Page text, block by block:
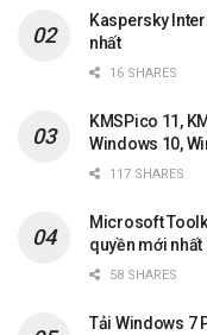
Kaspersky
nhất
16 SHARES
KMSPico 11,
Windows 10,
117 SHARES
Microsoft
quyền mới nhất
58 SHARES
Tải Windows 7